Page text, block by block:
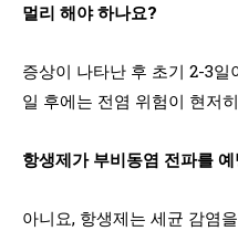
멀리 해야 하나요?
증상이 나타난 후 초기 2-3
일 후에는 전염 위험이 현저
항생제가 부비동염 전파를
아니요, 항생제는 세균 감염